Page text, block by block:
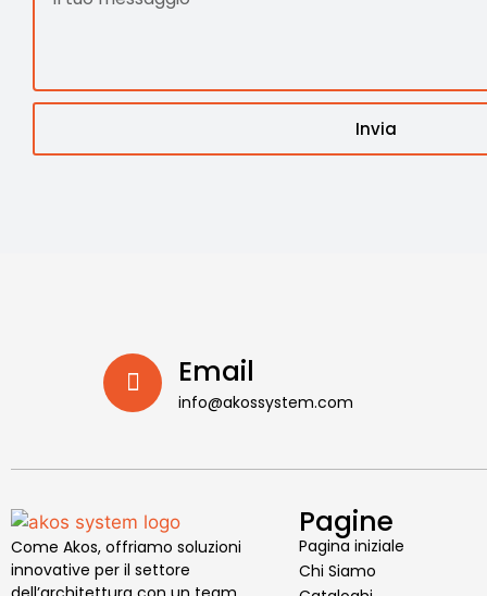
Invia
Email
info@akossystem.com
Come Akos, offriamo soluzioni
innovative per il settore
Pagine
Pagina iniziale
Chi Siamo